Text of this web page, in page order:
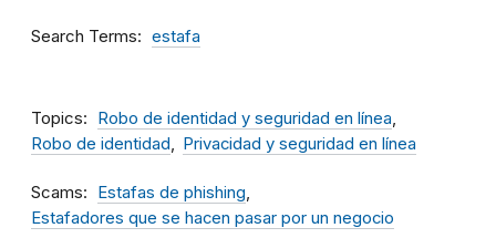
Search Terms estafa
Topics
Robo de identidad y seguridad en línea
Robo de identidad
Privacidad y seguridad en línea
Scams
Estafas de phishing
Estafadores que se hacen pasar por un negocio